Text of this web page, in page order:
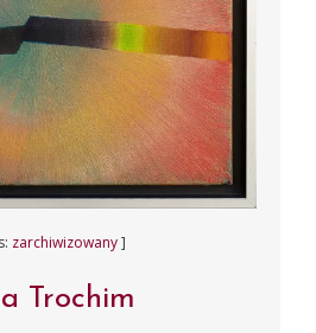
zarchiwizowany]
Trochim